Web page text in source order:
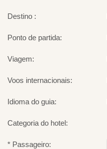
Destino :
Ponto de partida:
Viagem:
Voos internacionais:
Idioma do guia:
Categoria do hotel:
* Passageiro: